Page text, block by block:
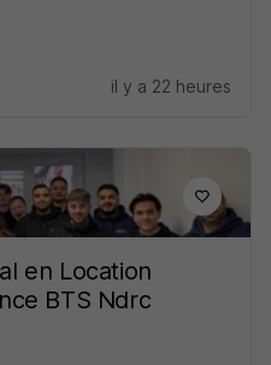
il y a 22 heures
en Location
BTS Ndrc